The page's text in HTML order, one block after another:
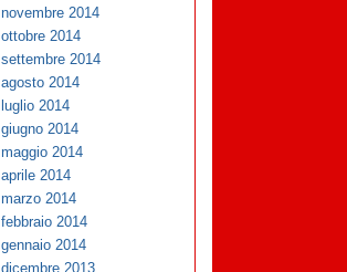
novembre 2014
ottobre 2014
settembre 2014
agosto 2014
luglio 2014
giugno 2014
maggio 2014
aprile 2014
marzo 2014
febbraio 2014
gennaio 2014
dicembre 2013